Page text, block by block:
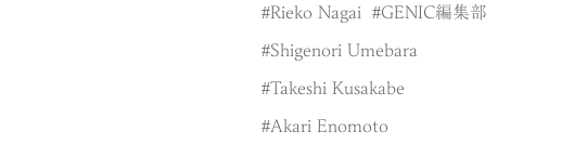
Rieko Nagai GENIC編集部
Shigenori Umebara
Takeshi Kusakabe
Akari Enomoto